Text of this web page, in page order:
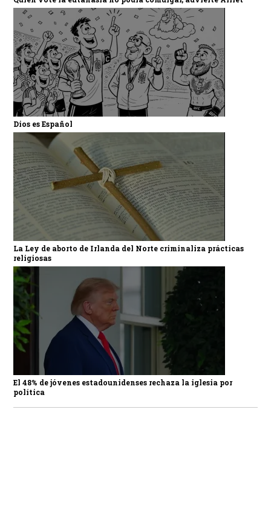
Dios es Español
La Ley de aborto de Irlanda del Norte criminaliza prácticas
religiosas
El 48% de jóvenes estadounidenses rechaza la iglesia por
política